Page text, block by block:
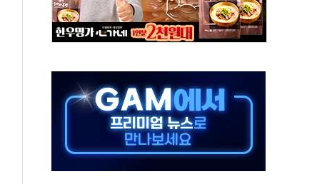
이온큐·도어대시↑ VS 샌디스크·피그마·앱러빈↓
대…상법·자본시장법 개정 논의"
긴급 안보 점검회의